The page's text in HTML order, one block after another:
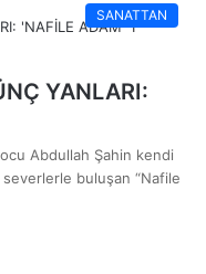
SANATTAN
YANLARI:
Abdullah Şahin kendi
severlerle buluşan “Nafile